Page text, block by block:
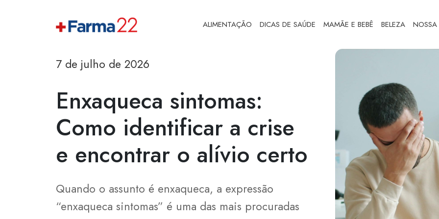
ALIMENTAÇÃO DICAS DE SAÚDE MAMÃE E BEBÊ BELEZA NOSSA
7 de julho de 2026
Enxaqueca sintomas:
Como identificar a crise
e encontrar o alívio certo
Quando o assunto é enxaqueca, a expressão
“enxaqueca sintomas” é uma das mais procuradas